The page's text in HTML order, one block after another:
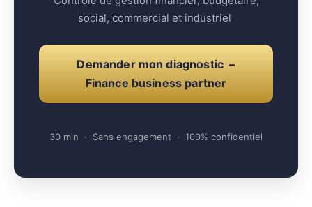
social, commercial et industriel
Demander mon diagnostic –
Finance business partner
30 min · Sans engagement · 100% confidentiel